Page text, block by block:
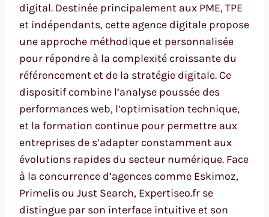
digital. Destinée principalement aux PME, TPE
et indépendants, cette agence digitale propose
une approche méthodique et personnalisée
pour répondre à la complexité croissante du
référencement et de la stratégie digitale. Ce
dispositif combine l’analyse poussée des
performances web, l’optimisation technique,
et la formation continue pour permettre aux
entreprises de s’adapter constamment aux
évolutions rapides du secteur numérique. Face
à la concurrence d’agences comme Eskimoz,
Primelis ou Just Search, Expertiseo.fr se
distingue par son interface intuitive et son